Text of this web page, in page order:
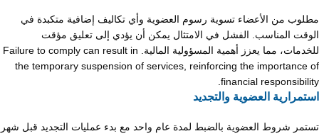
مطلوب من الأعضاء تسوية رسوم العضوية وأي تكاليف إضافية متكبدة في
الوقت المناسب. الفشل في الامتثال يمكن أن يؤدي إلى تعليق مؤقت
للخدمات، مما يعزز أهمية المسؤولية المالية. Failure to comply can result in
the temporary suspension of services, reinforcing the importance of
financial responsibility.
استمرارية العضوية والتجديد
تستمر شروط العضوية بالضبط لمدة عام واحد مع بدء عمليات التجديد قبل شهر